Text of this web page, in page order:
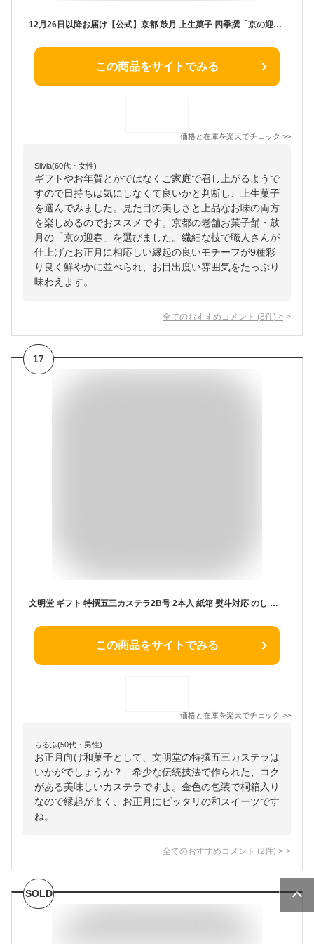
12月26日以降お届け【公式】京都 鼓月 上生菓子 四季撰「京の迎春」(9個入) 数量限定200箱 / 迎春ギフト 御年賀 正月 お菓子 お取り寄せ 人気 高級 和菓子 ねりきり 練切 職人 冬 金団 外郎 雪平 こなし 手作り 京菓子 生菓子 老舗 内祝 お祝い ギフト 贈り物 送料無料
この商品をサイトでみる
価格と在庫を楽天でチェック >>
Silvia(60代・女性)
ギフトやお年賀とかではなくご家庭で召し上がるようで
すので日持ちは気にしなくて良いかと判断し、上生菓子
を選んでみました。見た目の美しさと上品なお味の両方
を楽しめるのでおススメです。京都の老舗お菓子舗・鼓
月の「京の迎春」を選びました。繊細な技で職人さんが
仕上げたお正月に相応しい縁起の良いモチーフが9種彩
り良く鮮やかに並べられ、お目出度い雰囲気をたっぷり
味わえます。
全てのおすすめコメント (8件) >
17
文明堂 ギフト 特撰五三カステラ2B号 2本入 紙箱 熨斗対応 のし お菓子 贈り物 お歳暮 年賀 内祝 御礼 お祝い 法事 スイーツ
この商品をサイトでみる
価格と在庫を楽天でチェック >>
らるふ(50代・男性)
お正月向け和菓子として、文明堂の特撰五三カステラは
いかがでしょうか？ 希少な伝統技法で作られた、コク
がある美味しいカステラですよ。金色の包装で桐箱入り
なので縁起がよく、お正月にピッタリの和スイーツです
ね。
全てのおすすめコメント (2件) >
SOLD